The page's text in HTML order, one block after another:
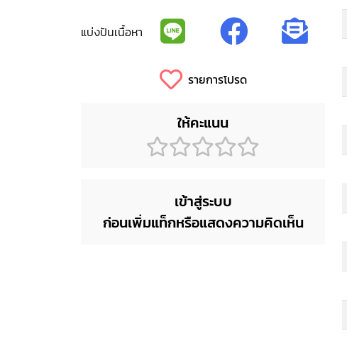
แบ่งปันเนื้อหา
รายการโปรด
ให้คะแนน
เข้าสู่ระบบ
ก่อนเพิ่มแท็กหรือแสดงความคิดเห็น